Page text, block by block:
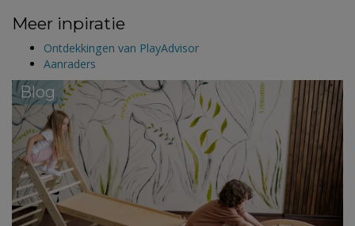
Meer inpiratie
Ontdekkingen van PlayAdvisor
Aanraders
Blog